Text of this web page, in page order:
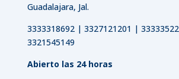
Guadalajara, Jal.
3333318692 | 3327121201 |
3321545149
Abierto las 24 horas